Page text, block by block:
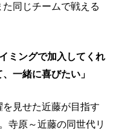
同じチームで戦える
ミングで加入してくれ
一緒に喜びたい」
見せた近藤が目指す
寺原～近藤の同世代リ